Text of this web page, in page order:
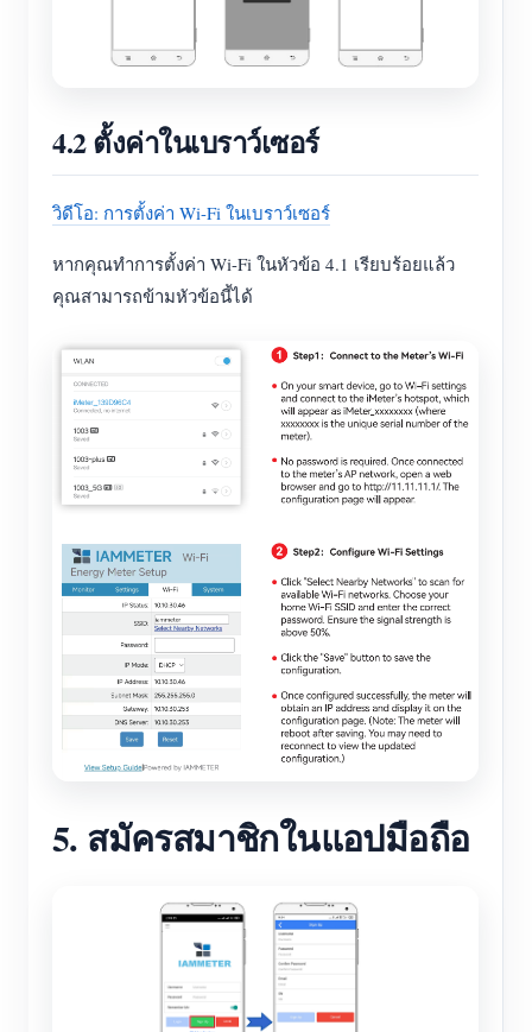
4.2 ตั้งค่าในเบราว์เซอร์
วิดีโอ: การตั้งค่า Wi-Fi ในเบราว์เซอร์
หากคุณทำการตั้งค่า Wi-Fi ในหัวข้อ 4.1 เรียบร้อยแล้ว
คุณสามารถข้ามหัวข้อนี้ได้
5. สมัครสมาชิกในแอปมือถือ